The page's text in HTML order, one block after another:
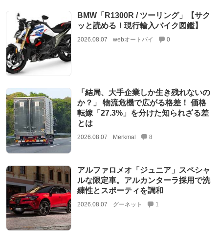
BMW「R1300R / ツーリング」【サク
ッと読める！現行輸入バイク図鑑】
2026.08.07 webオートバイ 0
「結局、大手企業しか生き残れないの
か？」 物流危機で広がる格差！ 価格
転嫁「27.3%」を分けた知られざる差
とは
2026.08.07 Merkmal 8
アルファロメオ「ジュニア」スペシャ
ルな限定車。アルカンターラ採用で洗
練性とスポーティを調和
2026.08.07 グーネット 1